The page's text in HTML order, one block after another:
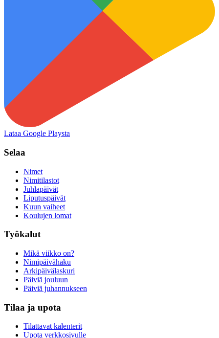
Lataa Google Playsta
Selaa
Nimet
Nimitilastot
Juhlapäivät
Liputuspäivät
Kuun vaiheet
Koulujen lomat
Työkalut
Mikä viikko on?
Nimipäivähaku
Arkipäivälaskuri
Päiviä jouluun
Päiviä juhannukseen
Tilaa ja upota
Tilattavat kalenterit
Upota verkkosivulle